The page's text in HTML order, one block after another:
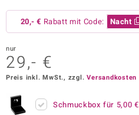
Paraíso
20,- € Rabatt mit Code: Nacht
nur
29,- €
Preis inkl. MwSt., zzgl.Versandkosten
Schmuckbox für 5,00 €